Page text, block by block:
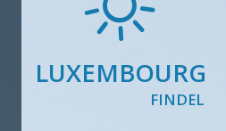
LUXEMBOURG
FINDEL